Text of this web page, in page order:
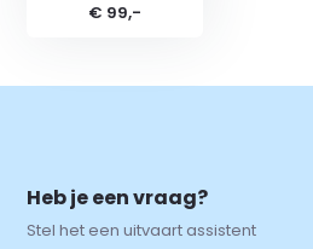
€ 99,-
Heb je een vraag?
Stel het een uitvaart assistent